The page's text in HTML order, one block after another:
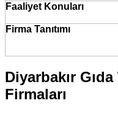
Faaliyet Konuları
Firma Tanıtımı
Diyarbakır Gıda
Firmaları